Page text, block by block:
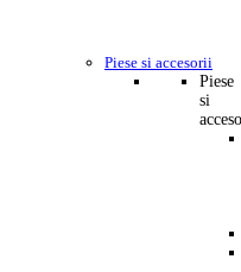
Piese si accesorii
Piese
si